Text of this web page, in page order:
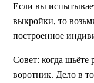
Если вы
выкройки, то
построенное
Совет: когда шьёте
воротник. Дело в